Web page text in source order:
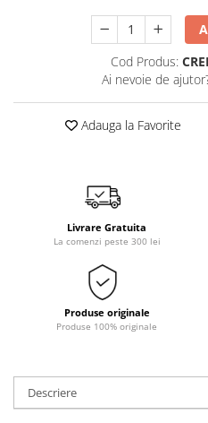
Cod Produs:
Ai nevoie de
Adauga la Favorite
Livrare Gratuita
La comenzi peste 300 lei
Produse originale
Produse 100% originale
Descriere